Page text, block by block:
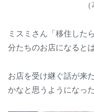
ミスミさん「移住した
分たちのお店になると
お店を受け継ぐ話が来
かなと思うようになっ